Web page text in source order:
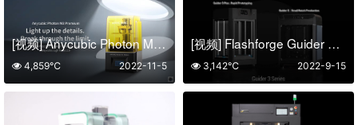
[视频] Anycubic Photon M3 Premium 点亮细节 突破极限
2022-11-5
4,859℃
[视频] Flashforge Guider 3 Plus：开启专业应用的高速时代
2022-9-15
3,142℃